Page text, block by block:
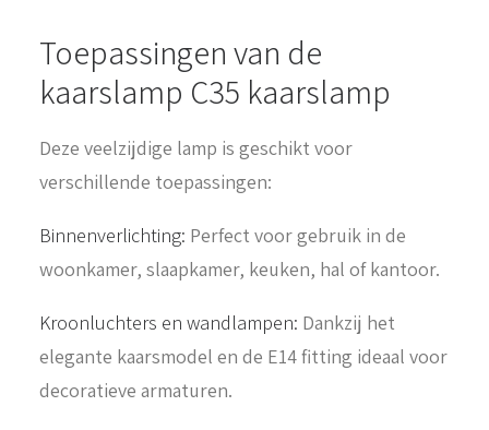
Toepassingen van de
kaarslamp C35 kaarslamp
Deze veelzijdige lamp is geschikt voor
verschillende toepassingen:
Binnenverlichting: Perfect voor gebruik in de
woonkamer, slaapkamer, keuken, hal of kantoor.
Kroonluchters en wandlampen: Dankzij het
elegante kaarsmodel en de E14 fitting ideaal voor
decoratieve armaturen.